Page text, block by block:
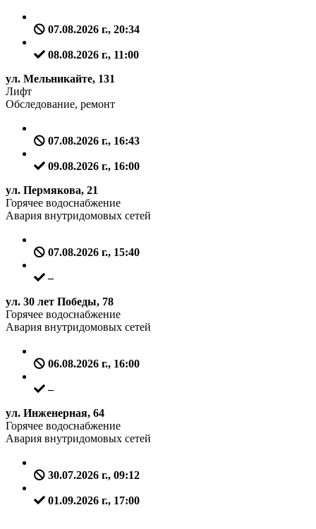
07.08.2026 г., 20:34
08.08.2026 г., 11:00
ул. Мельникайте, 131
Лифт
Обследование, ремонт
07.08.2026 г., 16:43
09.08.2026 г., 16:00
ул. Пермякова, 21
Горячее водоснабжение
Авария внутридомовых сетей
07.08.2026 г., 15:40
–
ул. 30 лет Победы, 78
Горячее водоснабжение
Авария внутридомовых сетей
06.08.2026 г., 16:00
–
ул. Инженерная, 64
Горячее водоснабжение
Авария внутридомовых сетей
30.07.2026 г., 09:12
01.09.2026 г., 17:00